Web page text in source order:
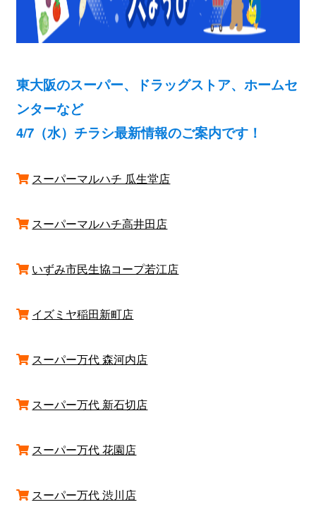
東大阪のスーパー、ドラッグストア、ホームセ
ンターなど
4/7（水）チラシ最新情報のご案内です！
スーパーマルハチ 瓜生堂店
スーパーマルハチ高井田店
いずみ市民生協コープ若江店
イズミヤ稲田新町店
スーパー万代 森河内店
スーパー万代 新石切店
スーパー万代 花園店
スーパー万代 渋川店